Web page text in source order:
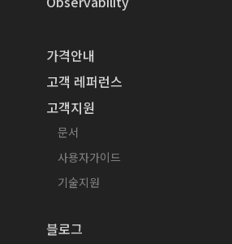
가격안내
고객 레퍼런스
고객지원
문서
사용자가이드
기술지원
블로그